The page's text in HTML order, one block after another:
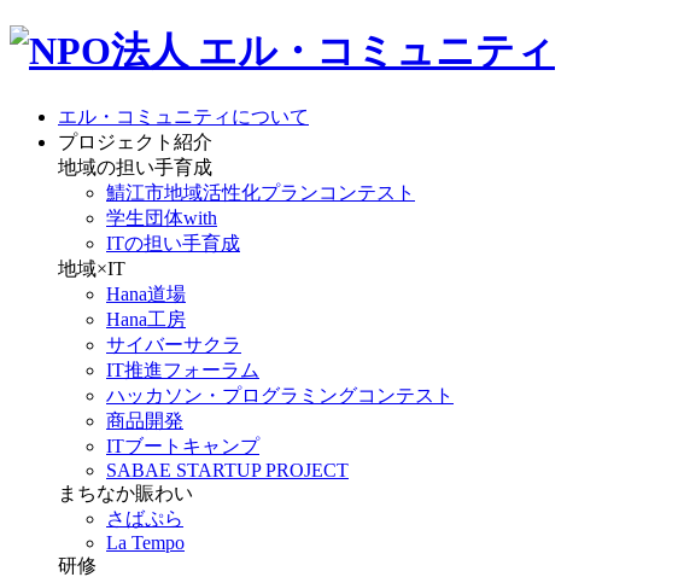
エル・コミュニティについて
プロジェクト紹介
地域の担い手育成
鯖江市地域活性化プランコンテスト
学生団体with
ITの担い手育成
地域×IT
Hana道場
Hana工房
サイバーサクラ
IT推進フォーラム
ハッカソン・プログラミングコンテスト
商品開発
ITブートキャンプ
SABAE STARTUP PROJECT
まちなか賑わい
さばぷら
La Tempo
研修